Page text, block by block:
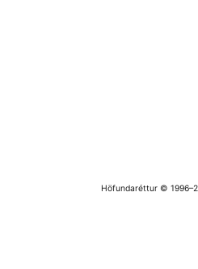
Höfundaréttur ©